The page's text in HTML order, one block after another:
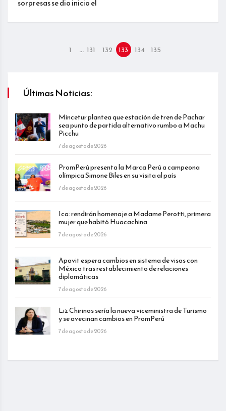
sorpresas se dio inicio el
1 … 131 132 133 134 135
Últimas Noticias:
Mincetur plantea que estación de tren de Pachar
sea punto de partida alternativo rumbo a Machu
Picchu
7 de agosto de 2026
PromPerú presenta la Marca Perú a campeona
olímpica Simone Biles en su visita al país
7 de agosto de 2026
Ica: rendirán homenaje a Madame Perotti, primera
mujer que habitó Huacachina
7 de agosto de 2026
Apavit espera cambios en sistema de visas con
México tras restablecimiento de relaciones
diplomáticas
7 de agosto de 2026
Liz Chirinos sería la nueva viceministra de Turismo
y se avecinan cambios en PromPerú
7 de agosto de 2026